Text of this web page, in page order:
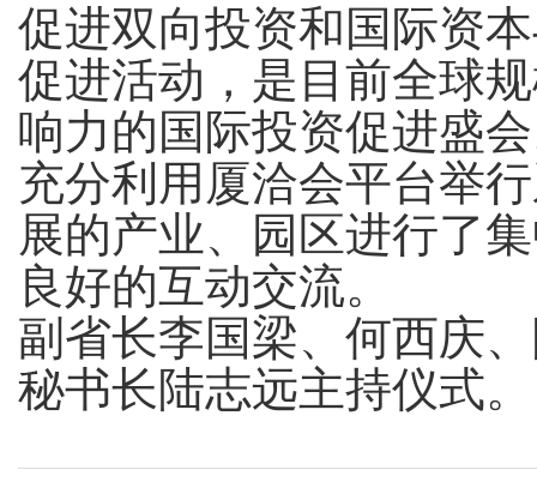
促进双向投资和国际资
促进活动，是目前全球
响力的国际投资促进盛
充分利用厦洽会平台举
展的产业、园区进行了
良好的互动交流。
副省长李国梁、何西庆
秘书长陆志远主持仪式。